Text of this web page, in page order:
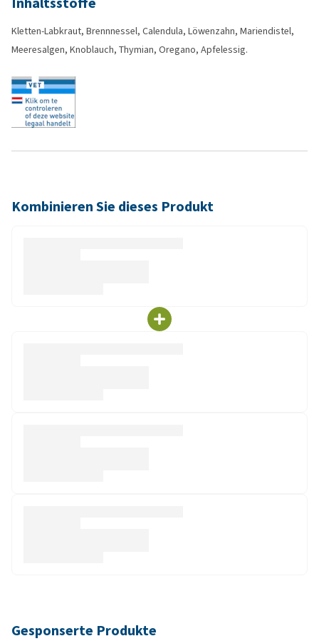
Kletten-Labkraut, Brennnessel, Calendula, Löwenzahn, Mariendistel,
Meeresalgen, Knoblauch, Thymian, Oregano, Apfelessig.
Kombinieren Sie dieses Produkt
Gesponserte Produkte